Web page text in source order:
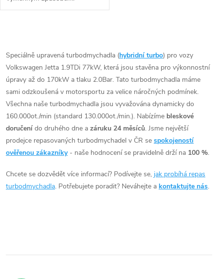
v
l
á
d
a
c
í
p
k
Speciálně upravená turbodmychadla (hybridní turbo) pro vozy
Volkswagen Jetta 1.9TDi 77kW, která jsou stavěna pro výkonnostní
úpravy až do 170kW a tlaku 2.0Bar. Tato turbodmychadla máme
sami odzkoušená v motorsportu za velice náročných podmínek.
Všechna naše turbodmychadla jsou vyvažována dynamicky do
160.000ot./min (standard 130.000ot./min.). Nabízíme bleskové
doručení do druhého dne a záruku 24 měsíců. Jsme největší
prodejce repasovaných turbodmychadel v ČR se spokojeností
ověřenou zákazníky- naše hodnocení se pravidelně drží na 100 %.
Chcete se dozvědět více informací? Podívejte se, jak probíhá repas
turbodmychadla. Potřebujete poradit? Neváhejte a kontaktujte nás.